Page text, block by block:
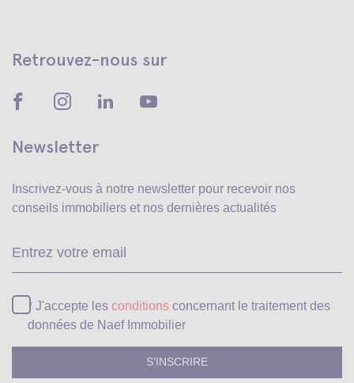
Retrouvez-nous sur
Newsletter
Inscrivez-vous à notre newsletter pour recevoir nos
conseils immobiliers et nos dernières actualités
* J'accepte les conditions concernant le traitement des
données de Naef Immobilier